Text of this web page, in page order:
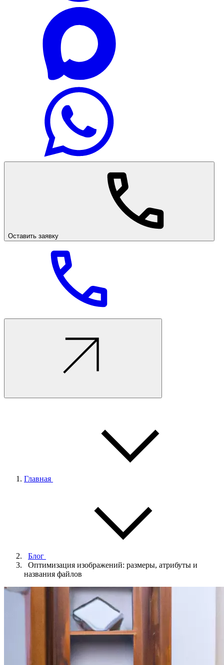
Оставить заявку
Главная
Блог
Оптимизация изображений: размеры, атрибуты и
названия файлов